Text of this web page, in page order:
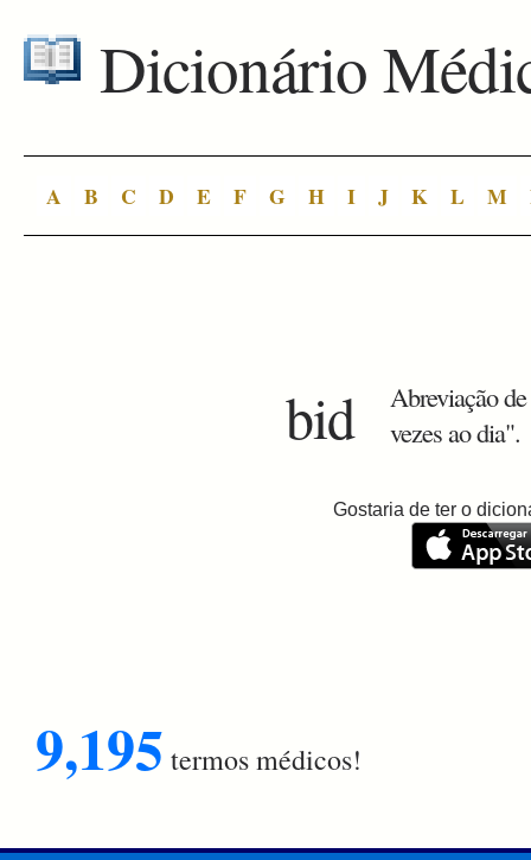
Dicionário
A B C D E F G H I J K L M
bid
Abreviação
vezes ao dia".
Gostaria de ter o
9,195 termos médicos!